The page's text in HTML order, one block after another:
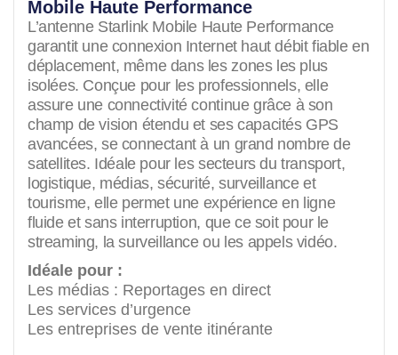
Mobile Haute Performance
L’antenne Starlink Mobile Haute Performance
garantit une connexion Internet haut débit fiable en
déplacement, même dans les zones les plus
isolées. Conçue pour les professionnels, elle
assure une connectivité continue grâce à son
champ de vision étendu et ses capacités GPS
avancées, se connectant à un grand nombre de
satellites. Idéale pour les secteurs du transport,
logistique, médias, sécurité, surveillance et
tourisme, elle permet une expérience en ligne
fluide et sans interruption, que ce soit pour le
streaming, la surveillance ou les appels vidéo.
Idéale pour :
Les médias : Reportages en direct
Les services d’urgence
Les entreprises de vente itinérante